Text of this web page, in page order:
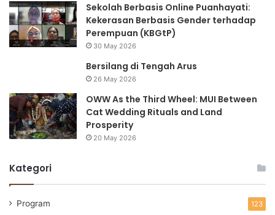
Sekolah Berbasis Online Puanhayati:
Kekerasan Berbasis Gender terhadap
Perempuan (KBGtP)
30 May 2026
Bersilang di Tengah Arus
26 May 2026
OWW As the Third Wheel: MUI Between
Cat Wedding Rituals and Land
Prosperity
20 May 2026
Kategori
Program 123